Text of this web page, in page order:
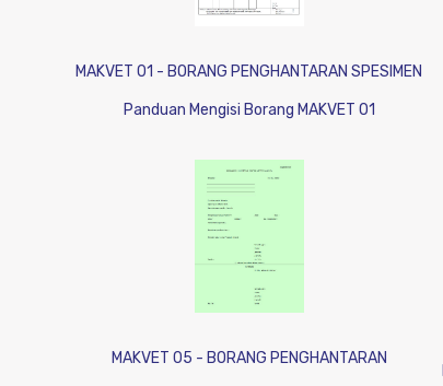
MAKVET 01 - BORANG PENGHANTARAN SPESIMEN
Panduan Mengisi Borang MAKVET 01
MAKVET 05 - BORANG PENGHANTARAN